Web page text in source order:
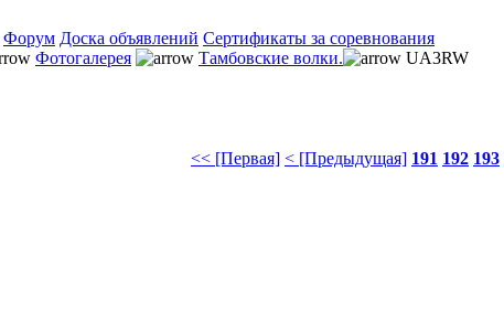
Форум Доска объявлений Сертификаты за соревнования
Фотогалерея Тамбовские волки. UA3RW
<< [Первая] < [Предыдущая] 191 192 193